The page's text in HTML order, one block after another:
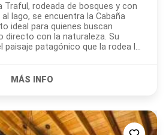
Traful, rodeada de bosques y con
lago, se encuentra la Cabaña
ideal para quienes buscan
directo con la naturaleza. Su
paisaje patagónico que la rodea la